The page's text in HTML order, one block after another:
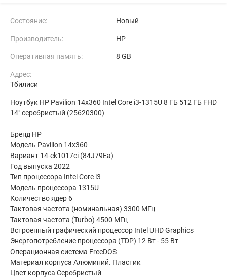
Состояние: Новый
Производитель: HP
Оперативная память: 8 GB
Адрес:
Тбилиси
Ноутбук HP Pavilion 14x360 Intel Core i3-1315U 8 ГБ 512 ГБ FHD
14" серебристый (25620300)
Бренд HP
Модель Pavilion 14x360
Вариант 14-ek1017ci (84J79Ea)
Год выпуска 2022
Тип процессора Intel Core i3
Модель процессора 1315U
Количество ядер 6
Тактовая частота (номинальная) 3300 МГц
Тактовая частота (Turbo) 4500 МГц
Встроенный графический процессор Intel UHD Graphics
Энергопотребление процессора (TDP) 12 Вт - 55 Вт
Операционная система FreeDOS
Материал корпуса Алюминий. Пластик
Цвет корпуса Серебристый